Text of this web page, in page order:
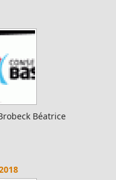
Béatrice